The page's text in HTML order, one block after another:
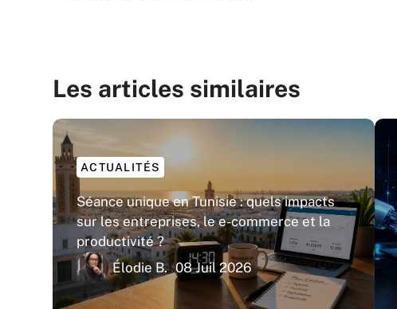
Les articles similaires
ACTUALITÉS
Séance unique en Tunisie : quels impacts
sur les entreprises, le e-commerce et la
productivité ?
Élodie B. 08 Juil 2026